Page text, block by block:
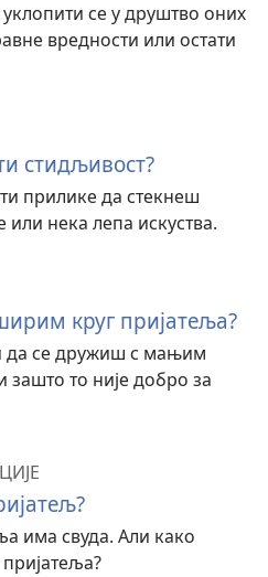
се у друштво оних
вредности или остати
стидљивост?
прилике да стекнеш
нека лепа искуства.
круг пријатеља?
да се дружиш с мањим
зашто то није добро за
има свуда. Али како